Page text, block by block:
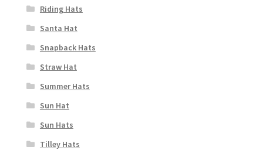
Riding Hats
Santa Hat
Snapback Hats
Straw Hat
Summer Hats
Sun Hat
Sun Hats
Tilley Hats